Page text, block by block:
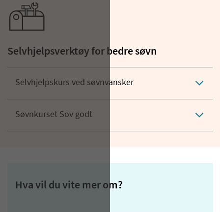
Selvhjelpsverktøy for bedre søvn
Selvhjelpskurs ved søvnvansker
Søvnkurset Sov godt
Hva vil du vite mer om?